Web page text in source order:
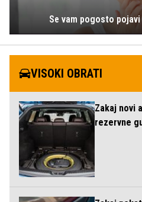
Se vam pogosto
VISOKI OBRATI
Zakaj novi
rezervne